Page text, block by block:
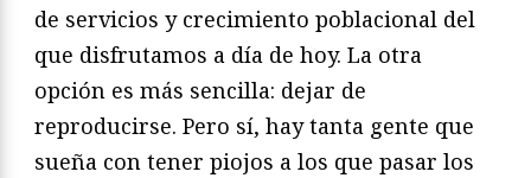
de servicios y crecimiento poblacional del
que disfrutamos a día de hoy. La otra
opción es más sencilla: dejar de
reproducirse. Pero sí, hay tanta gente que
sueña con tener piojos a los que pasar los